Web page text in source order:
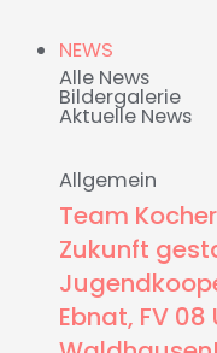
NEWS
Alle News
Bildergalerie
Aktuelle News
Allgemein
Team
Zukunft
Ebnat, FV